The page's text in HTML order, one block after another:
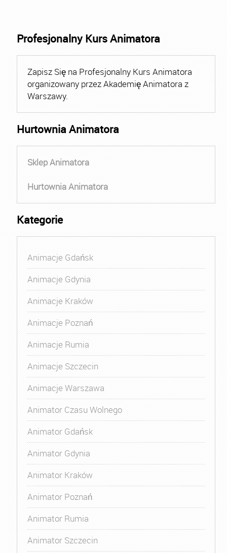
Profesjonalny Kurs Animatora
Zapisz Się na Profesjonalny Kurs Animatora
organizowany przez Akademię Animatora z
Warszawy.
Hurtownia Animatora
Sklep Animatora
Hurtownia Animatora
Kategorie
Animacje Gdańsk
Animacje Gdynia
Animacje Kraków
Animacje Poznań
Animacje Rumia
Animacje Szczecin
Animacje Warszawa
Animator Czasu Wolnego
Animator Gdańsk
Animator Gdynia
Animator Kraków
Animator Poznań
Animator Rumia
Animator Szczecin